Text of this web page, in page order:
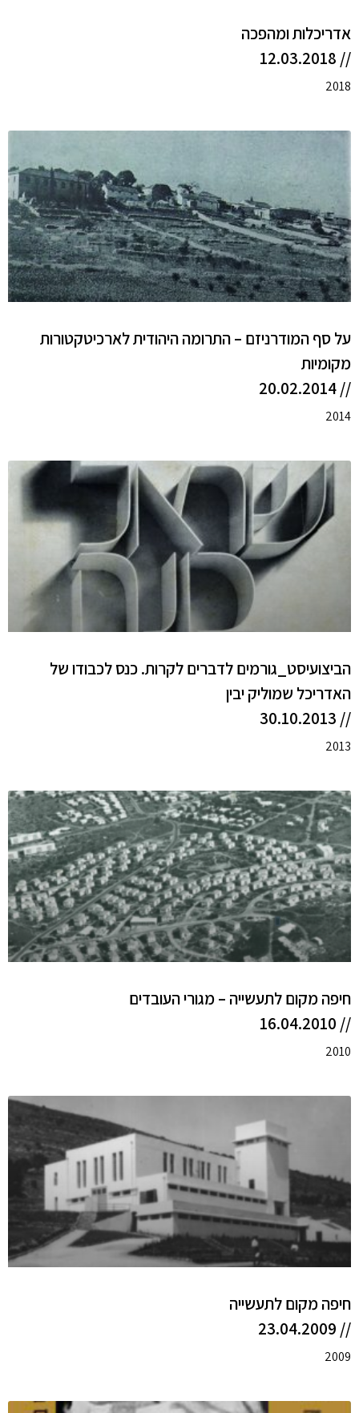
אדריכלות ומהפכה
// 12.03.2018
2018
על סף המודרניזם – התרומה היהודית לארכיטקטורות
מקומיות
// 20.02.2014
2014
הביצועיסט_גורמים לדברים לקרות. כנס לכבודו של
האדריכל שמוליק יבין
// 30.10.2013
2013
חיפה מקום לתעשייה – מגורי העובדים
// 16.04.2010
2010
חיפה מקום לתעשייה
// 23.04.2009
2009